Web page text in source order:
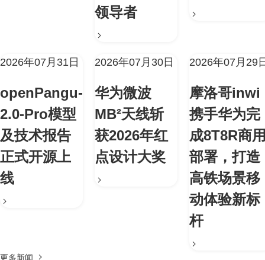
领导者
2026年07月31日
openPangu-
2.0-Pro模型
及技术报告
正式开源上
线
2026年07月30日
华为微波
MB²天线斩
获2026年红
点设计大奖
2026年07月29
摩洛哥inwi
携手华为完
成8T8R商
部署，打造
高铁场景移
动体验新标
杆
更多新闻